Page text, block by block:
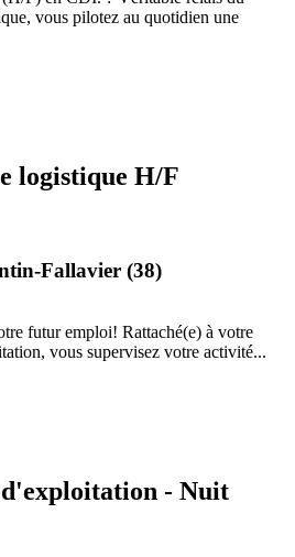
vous pilotez au quotidien une
logistique H/F
Fallavier (38)
futur emploi! Rattaché(e) à votre
vous supervisez votre activité...
d'exploitation - Nuit